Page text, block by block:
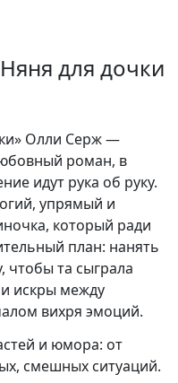
для дочки
Олли Серж —
роман, в
идут рука об руку.
упрямый и
который ради
план: нанять
чтобы та сыграла
искры между
вихря эмоций.
и юмора: от
смешных ситуаций.